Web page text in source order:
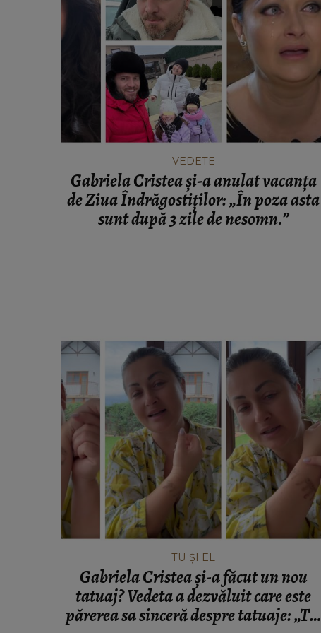
VEDETE
Gabriela Cristea și-a anulat vacanța
de Ziua Îndrăgostiților: „În poza asta
sunt după 3 zile de nesomn.”
TU ȘI EL
Gabriela Cristea și-a făcut un nou
tatuaj? Vedeta a dezvăluit care este
părerea sa sinceră despre tatuaje: „Te-